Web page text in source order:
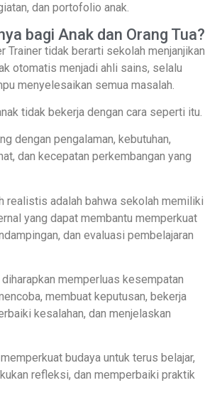
dan portofolio anak.
bagi Anak dan Orang Tua?
Trainer tidak berarti sekolah menjanjikan
otomatis menjadi ahli sains, selalu
menyelesaikan semua masalah.
tidak bekerja dengan cara seperti itu.
dengan pengalaman, kebutuhan,
dan kecepatan perkembangan yang
realistis adalah bahwa sekolah memiliki
yang dapat membantu memperkuat
dan evaluasi pembelajaran
diharapkan memperluas kesempatan
membuat keputusan, bekerja
kesalahan, dan menjelaskan
budaya untuk terus belajar,
refleksi, dan memperbaiki praktik